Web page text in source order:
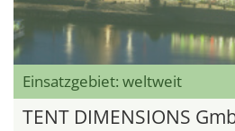
Einsatzgebiet: weltweit
TENT DIMENSIONS